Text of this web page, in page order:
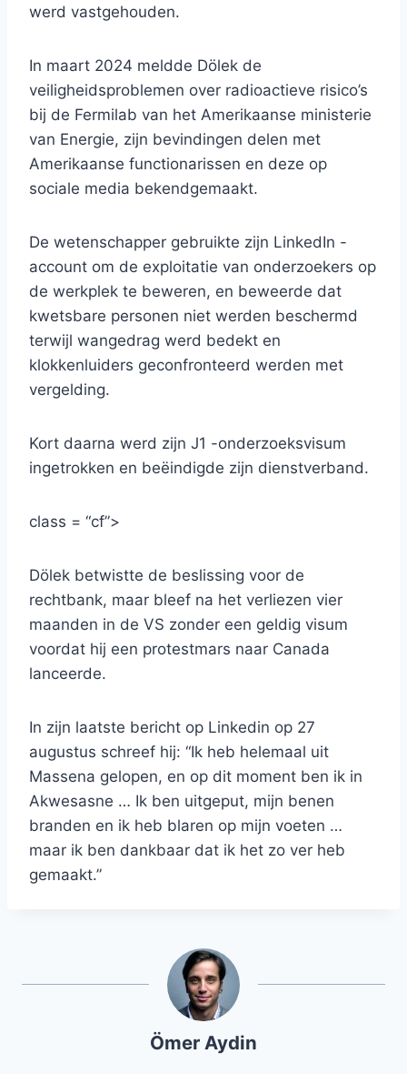
werd vastgehouden.
In maart 2024 meldde Dölek de
veiligheidsproblemen over radioactieve risico’s
bij de Fermilab van het Amerikaanse ministerie
van Energie, zijn bevindingen delen met
Amerikaanse functionarissen en deze op
sociale media bekendgemaakt.
De wetenschapper gebruikte zijn LinkedIn -
account om de exploitatie van onderzoekers op
de werkplek te beweren, en beweerde dat
kwetsbare personen niet werden beschermd
terwijl wangedrag werd bedekt en
klokkenluiders geconfronteerd werden met
vergelding.
Kort daarna werd zijn J1 -onderzoeksvisum
ingetrokken en beëindigde zijn dienstverband.
class = “cf”>
Dölek betwistte de beslissing voor de
rechtbank, maar bleef na het verliezen vier
maanden in de VS zonder een geldig visum
voordat hij een protestmars naar Canada
lanceerde.
In zijn laatste bericht op Linkedin op 27
augustus schreef hij: “Ik heb helemaal uit
Massena gelopen, en op dit moment ben ik in
Akwesasne … Ik ben uitgeput, mijn benen
branden en ik heb blaren op mijn voeten …
maar ik ben dankbaar dat ik het zo ver heb
gemaakt.”
Ömer Aydin